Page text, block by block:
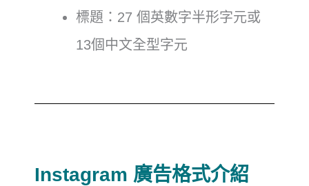
標題：27 個英數字半形字元或
13個中文全型字元
Instagram 廣告格式介紹